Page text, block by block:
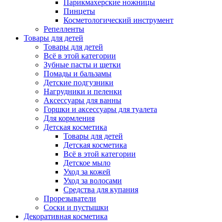
Парикмахерские ножницы
Пинцеты
Косметологический инструмент
Репелленты
Товары для детей
Товары для детей
Всё в этой категории
Зубные пасты и щетки
Помады и бальзамы
Детские подгузники
Нагрудники и пеленки
Аксессуары для ванны
Горшки и аксессуары для туалета
Для кормления
Детская косметика
Товары для детей
Детская косметика
Всё в этой категории
Детское мыло
Уход за кожей
Уход за волосами
Средства для купания
Прорезыватели
Соски и пустышки
Декоративная косметика